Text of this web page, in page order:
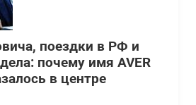
поездки в РФ и
почему имя AVER
в центре